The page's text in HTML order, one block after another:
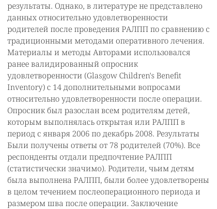
результаты. Однако, в литературе не представлено
данных относительно удовлетворенности
родителей после проведения РАЛПП по сравнению с
традиционными методами оперативного лечения.
Материалы и методы Авторами использовался
ранее валидированный опросник
удовлетворенности (Glasgow Children's Benefit
Inventory) с 14 дополнительными вопросами
относительно удовлетворенности после операции.
Опросник был разослан всем родителям детей,
которым выполнялась открытая или РАЛПП в
период с января 2006 по декабрь 2008. Результаты
Были получены ответы от 78 родителей (70%). Все
респонденты отдали предпочтение РАЛПП
(статистически значимо). Родители, чьим детям
была выполнена РАЛПП, были более удовлетворены
в целом течением послеоперационного периода и
размером шва после операции. Заключение